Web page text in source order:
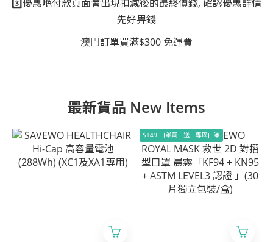
3️⃣優惠喺付款頁面會出現扣減後的最終價錢, 確認優惠詳情
先好畀錢
澳門訂單買滿$300 免運費
最新貨品 New Items
$149 口罩買二送一專區口罩